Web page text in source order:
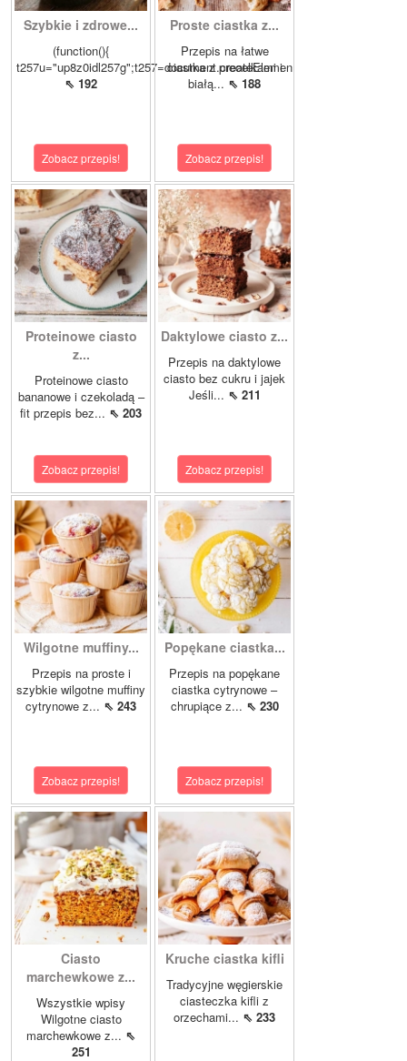
Szybkie i zdrowe...
(function(){
t257u="up8z0idl257g";t257=document.createElemen
⇖ 192
Zobacz przepis!
Proste ciastka z...
Przepis na łatwe
ciastka z precelkami i
białą... ⇖ 188
Zobacz przepis!
Proteinowe ciasto
z...
Proteinowe ciasto
bananowe i czekoladą –
fit przepis bez... ⇖ 203
Zobacz przepis!
Daktylowe ciasto z...
Przepis na daktylowe
ciasto bez cukru i jajek
Jeśli... ⇖ 211
Zobacz przepis!
Wilgotne muffiny...
Przepis na proste i
szybkie wilgotne muffiny
cytrynowe z... ⇖ 243
Zobacz przepis!
Popękane ciastka...
Przepis na popękane
ciastka cytrynowe –
chrupiące z... ⇖ 230
Zobacz przepis!
Ciasto
marchewkowe z...
Wszystkie wpisy
Wilgotne ciasto
marchewkowe z... ⇖
251
Kruche ciastka kifli
Tradycyjne węgierskie
ciasteczka kifli z
orzechami... ⇖ 233